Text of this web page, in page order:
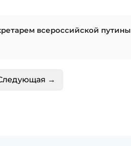
всероссийской путины
→